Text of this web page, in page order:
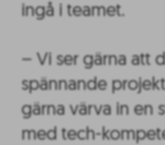
ingå i teamet.
– Vi ser gärna att
spännande
gärna värva in en
med tech-